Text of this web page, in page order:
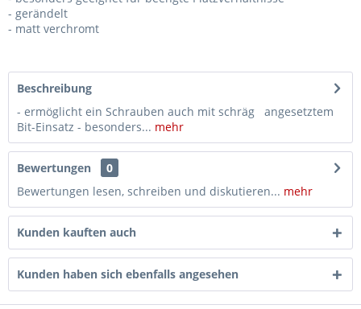
- gerändelt
- matt verchromt
Beschreibung
- ermöglicht ein Schrauben auch mit schräg angesetztem
Bit-Einsatz - besonders... mehr
Bewertungen
0
Bewertungen lesen, schreiben und diskutieren... mehr
Kunden kauften auch
Kunden haben sich ebenfalls angesehen